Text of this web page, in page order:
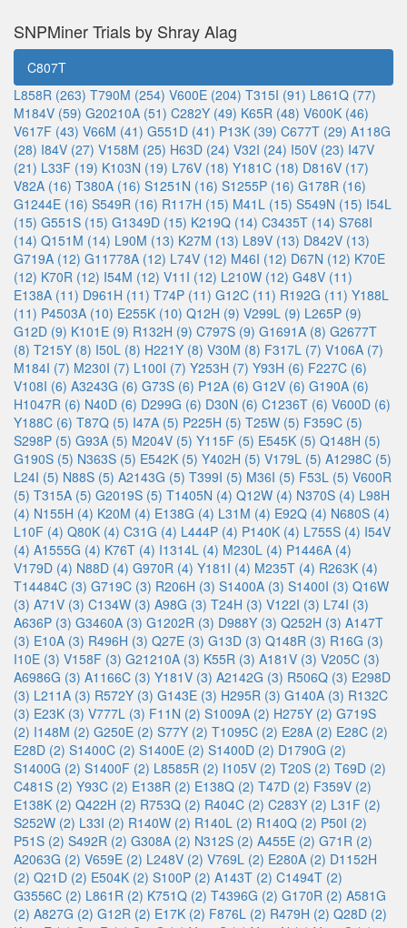
SNPMiner Trials by Shray Alag
C807T
L858R (263) T790M (254) V600E (204) T315I (91) L861Q (77)
M184V (59) G20210A (51) C282Y (49) K65R (48) V600K (46)
V617F (43) V66M (41) G551D (41) P13K (39) C677T (29) A118G
(28) I84V (27) V158M (25) H63D (24) V32I (24) I50V (23) I47V
(21) L33F (19) K103N (19) L76V (18) Y181C (18) D816V (17)
V82A (16) T380A (16) S1251N (16) S1255P (16) G178R (16)
G1244E (16) S549R (16) R117H (15) M41L (15) S549N (15) I54L
(15) G551S (15) G1349D (15) K219Q (14) C3435T (14) S768I
(14) Q151M (14) L90M (13) K27M (13) L89V (13) D842V (13)
G719A (12) G11778A (12) L74V (12) M46I (12) D67N (12) K70E
(12) K70R (12) I54M (12) V11I (12) L210W (12) G48V (11)
E138A (11) D961H (11) T74P (11) G12C (11) R192G (11) Y188L
(11) P4503A (10) E255K (10) Q12H (9) V299L (9) L265P (9)
G12D (9) K101E (9) R132H (9) C797S (9) G1691A (8) G2677T
(8) T215Y (8) I50L (8) H221Y (8) V30M (8) F317L (7) V106A (7)
M184I (7) M230I (7) L100I (7) Y253H (7) Y93H (6) F227C (6)
V108I (6) A3243G (6) G73S (6) P12A (6) G12V (6) G190A (6)
H1047R (6) N40D (6) D299G (6) D30N (6) C1236T (6) V600D (6)
Y188C (6) T87Q (5) I47A (5) P225H (5) T25W (5) F359C (5)
S298P (5) G93A (5) M204V (5) Y115F (5) E545K (5) Q148H (5)
G190S (5) N363S (5) E542K (5) Y402H (5) V179L (5) A1298C (5)
L24I (5) N88S (5) A2143G (5) T399I (5) M36I (5) F53L (5) V600R
(5) T315A (5) G2019S (5) T1405N (4) Q12W (4) N370S (4) L98H
(4) N155H (4) K20M (4) E138G (4) L31M (4) E92Q (4) N680S (4)
L10F (4) Q80K (4) C31G (4) L444P (4) P140K (4) L755S (4) I54V
(4) A1555G (4) K76T (4) I1314L (4) M230L (4) P1446A (4)
V179D (4) N88D (4) G970R (4) Y181I (4) M235T (4) R263K (4)
T14484C (3) G719C (3) R206H (3) S1400A (3) S1400I (3) Q16W
(3) A71V (3) C134W (3) A98G (3) T24H (3) V122I (3) L74I (3)
A636P (3) G3460A (3) G1202R (3) D988Y (3) Q252H (3) A147T
(3) E10A (3) R496H (3) Q27E (3) G13D (3) Q148R (3) R16G (3)
I10E (3) V158F (3) G21210A (3) K55R (3) A181V (3) V205C (3)
A6986G (3) A1166C (3) Y181V (3) A2142G (3) R506Q (3) E298D
(3) L211A (3) R572Y (3) G143E (3) H295R (3) G140A (3) R132C
(3) E23K (3) V777L (3) F11N (2) S1009A (2) H275Y (2) G719S
(2) I148M (2) G250E (2) S77Y (2) T1095C (2) E28A (2) E28C (2)
E28D (2) S1400C (2) S1400E (2) S1400D (2) D1790G (2)
S1400G (2) S1400F (2) L8585R (2) I105V (2) T20S (2) T69D (2)
C481S (2) Y93C (2) E138R (2) E138Q (2) T47D (2) F359V (2)
E138K (2) Q422H (2) R753Q (2) R404C (2) C283Y (2) L31F (2)
S252W (2) L33I (2) R140W (2) R140L (2) R140Q (2) P50I (2)
P51S (2) S492R (2) G308A (2) N312S (2) A455E (2) G71R (2)
A2063G (2) V659E (2) L248V (2) V769L (2) E280A (2) D1152H
(2) Q21D (2) E504K (2) S100P (2) A143T (2) C1494T (2)
G3556C (2) L861R (2) K751Q (2) T4396G (2) G170R (2) A581G
(2) A827G (2) G12R (2) E17K (2) F876L (2) R479H (2) Q28D (2)